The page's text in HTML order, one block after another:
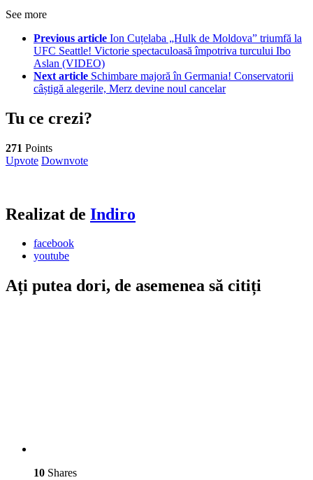
See more
Previous article Ion Cuțelaba „Hulk de Moldova” triumfă la
UFC Seattle! Victorie spectaculoasă împotriva turcului Ibo
Aslan (VIDEO)
Next article Schimbare majoră în Germania! Conservatorii
câștigă alegerile, Merz devine noul cancelar
Tu ce crezi?
271 Points
Upvote Downvote
Realizat de Indiro
facebook
youtube
Ați putea dori, de asemenea să citiți
10 Shares